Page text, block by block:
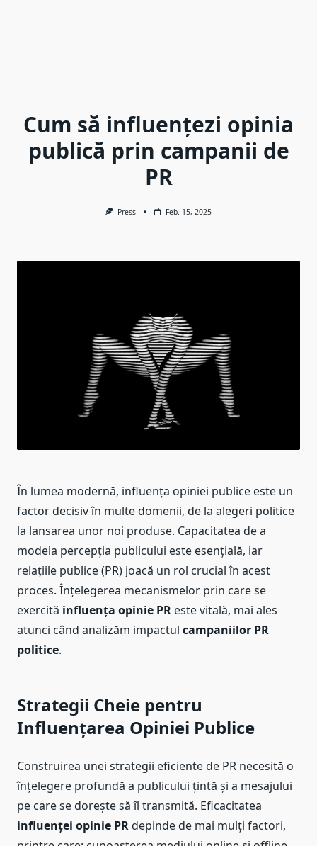
Cum să influențezi opinia
publică prin campanii de
PR
Press Feb. 15, 2025
În lumea modernă, influența opiniei publice este un
factor decisiv în multe domenii, de la alegeri politice
la lansarea unor noi produse. Capacitatea de a
modela percepția publicului este esențială, iar
relațiile publice (PR) joacă un rol crucial în acest
proces. Înțelegerea mecanismelor prin care se
exercită influența opinie PR este vitală, mai ales
atunci când analizăm impactul campaniilor PR
politice.
Strategii Cheie pentru
Influențarea Opiniei Publice
Construirea unei strategii eficiente de PR necesită o
înțelegere profundă a publicului țintă și a mesajului
pe care se dorește să îl transmită. Eficacitatea
influenței opinie PRdepinde de mai mulți factori,